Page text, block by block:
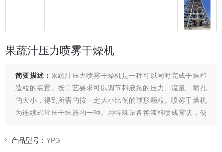
果蔬汁压力喷雾干燥机
简要描述： 果蔬汁压力喷雾干燥机是一种可以同时完成干燥和
造粒的装置。按工艺要求可以调节料液泵的压力、流量、喷孔
的大小，得到所需的按一定大小比例的球形颗粒。喷雾干燥机
为连续式常压干燥器的一种。用特殊设备将液料喷成雾状，使
液和粘滞液体，也用于干燥燃料、中间体、肥皂粉和无机盐
产品型号：YPG